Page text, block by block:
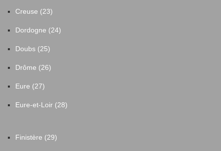
Creuse (23)
Dordogne (24)
Doubs (25)
Drôme (26)
Eure (27)
Eure-et-Loir (28)
Finistère (29)